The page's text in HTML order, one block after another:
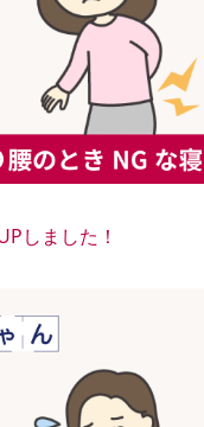
しました！